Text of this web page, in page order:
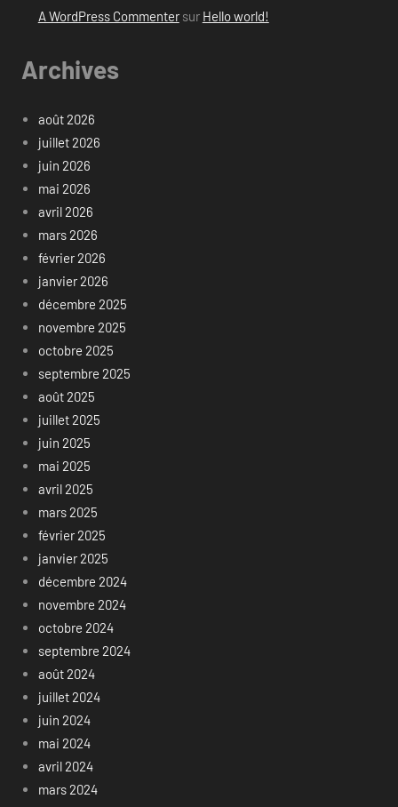
A WordPress Commentersur Hello world!
Archives
août 2026
juillet 2026
juin 2026
mai 2026
avril 2026
mars 2026
février 2026
janvier 2026
décembre 2025
novembre 2025
octobre 2025
septembre 2025
août 2025
juillet 2025
juin 2025
mai 2025
avril 2025
mars 2025
février 2025
janvier 2025
décembre 2024
novembre 2024
octobre 2024
septembre 2024
août 2024
juillet 2024
juin 2024
mai 2024
avril 2024
mars 2024